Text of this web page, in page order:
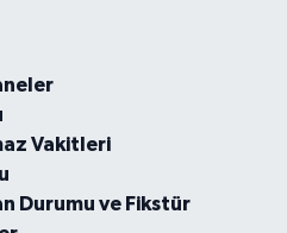
Vakitleri
Durumu ve Fikstür